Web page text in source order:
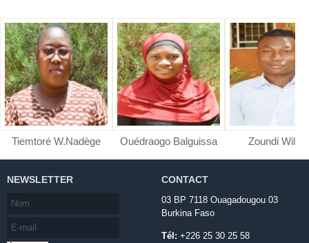
Tiemtoré W.Nadège Ouédraogo Balguissa Zoundi
NEWSLETTER CONTACT
03 BP 7118 Ouagadougou 03
Burkina Faso
Tél: +226 25 30 25 58